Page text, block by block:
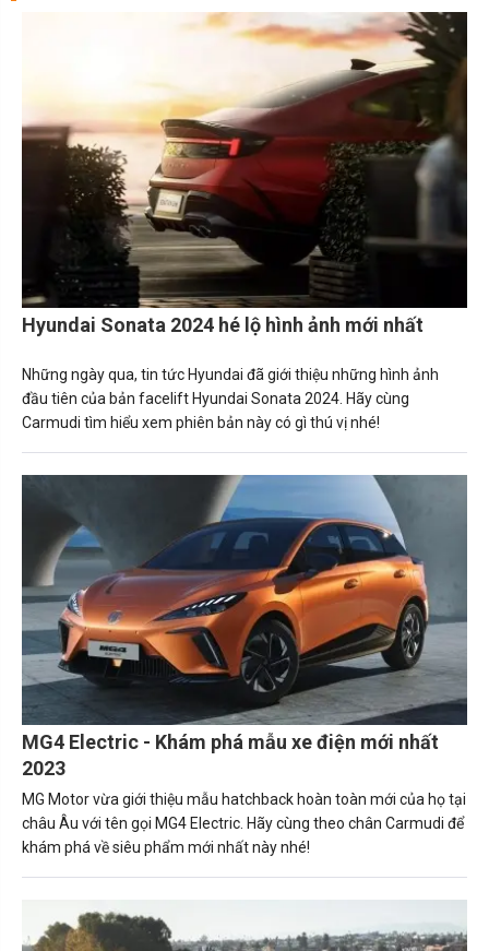
Hyundai Sonata 2024 hé lộ hình ảnh mới nhất
Những ngày qua, tin tức Hyundai đã giới thiệu những hình ảnh
đầu tiên của bản facelift Hyundai Sonata 2024. Hãy cùng
Carmudi tìm hiểu xem phiên bản này có gì thú vị nhé!
MG4 Electric - Khám phá mẫu xe điện mới nhất
2023
MG Motor vừa giới thiệu mẫu hatchback hoàn toàn mới của họ tại
châu Âu với tên gọi MG4 Electric. Hãy cùng theo chân Carmudi để
khám phá về siêu phẩm mới nhất này nhé!